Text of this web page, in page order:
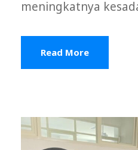
meningkatnya
Read More